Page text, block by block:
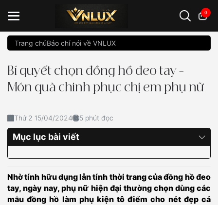
0
Đồng hồ casio đồng hồ G-Shock đồng hồ Orient
Trang chủBáo chí nói về VNLUX
Bí quyết chọn đồng hồ đeo tay –
Món quà chinh phục chị em phụ nữ
Thứ 2 15/04/2024 5 phút đọc
Mục lục bài viết
Nhờ tính hữu dụng lẫn tính thời trang của đồng hồ đeo
tay, ngày nay, phụ nữ hiện đại thường chọn dùng các
mẫu đồng hồ làm phụ kiện tô điểm cho nét đẹp cá